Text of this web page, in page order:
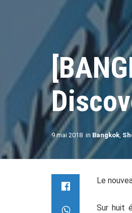
9 mai 2018 in Bangkok,
Le
Sur huit